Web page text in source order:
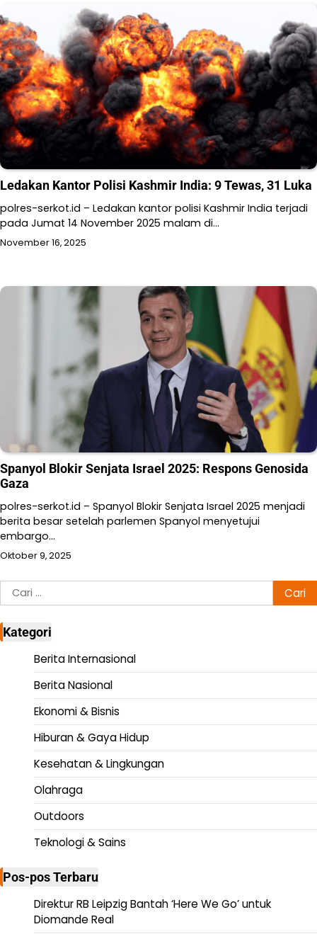
Ledakan Kantor Polisi Kashmir India: 9 Tewas, 31 Luka
polres-serkot.id – Ledakan kantor polisi Kashmir India terjadi
pada Jumat 14 November 2025 malam di…
November 16, 2025
Spanyol Blokir Senjata Israel 2025: Respons Genosida
Gaza
polres-serkot.id – Spanyol Blokir Senjata Israel 2025 menjadi
berita besar setelah parlemen Spanyol menyetujui
embargo…
Oktober 9, 2025
Cari
untuk:
Kategori
Berita Internasional
Berita Nasional
Ekonomi & Bisnis
Hiburan & Gaya Hidup
Kesehatan & Lingkungan
Olahraga
Outdoors
Teknologi & Sains
Pos-pos Terbaru
Direktur RB Leipzig Bantah ‘Here We Go’ untuk
Diomande Real